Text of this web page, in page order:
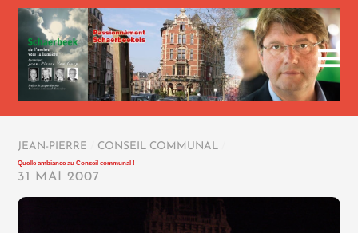
JEAN-PIERRE CONSEIL COMMUNAL
Quelle ambiance au Conseil communal !
31 MAI 2007